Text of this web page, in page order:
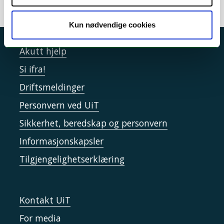
Kun nødvendige cookies
Akutt hjelp
Si ifra!
Driftsmeldinger
Personvern ved UiT
Sikkerhet, beredskap og personvern
Informasjonskapsler
Tilgjengelighetserklæring
Kontakt UiT
For media